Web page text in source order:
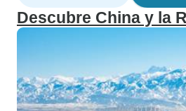
Descubre China y la